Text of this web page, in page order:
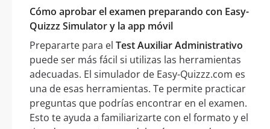
Cómo aprobar el examen preparando con Easy-
Quizzz Simulator y la app móvil
Prepararte para el Test Auxiliar Administrativo
puede ser más fácil si utilizas las herramientas
adecuadas. El simulador de Easy-Quizzz.com es
una de esas herramientas. Te permite practicar
preguntas que podrías encontrar en el examen.
Esto te ayuda a familiarizarte con el formato y el